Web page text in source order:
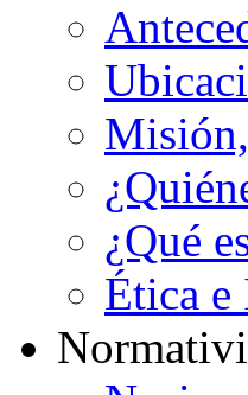
¿Qué
Ética e
N